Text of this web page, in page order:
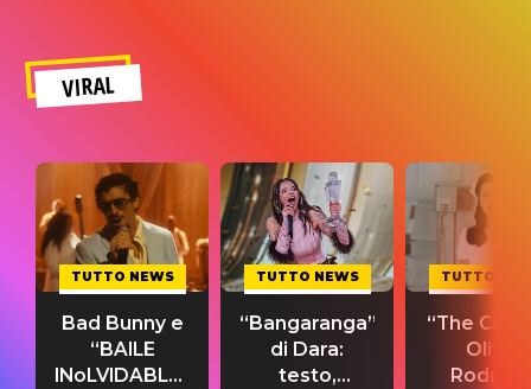
VIRAL
TUTTO NEWS
Bad Bunny e
“BAILE
INoLVIDABLE”:
TUTTO NEWS
“Bangaranga”
di Dara:
testo,
TUTTO
“The
Olivia